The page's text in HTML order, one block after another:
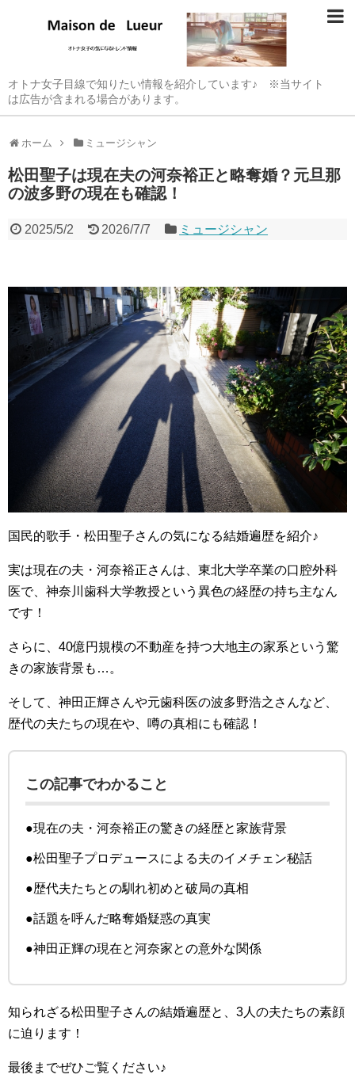
オトナ女子目線で知りたい情報を紹介しています♪ ※当サイト
は広告が含まれる場合があります。
ホーム ミュージシャン
松田聖子は現在夫の河奈裕正と略奪婚？元旦那
の波多野の現在も確認！
2025/5/2 2026/7/7 ミュージシャン
国民的歌手・松田聖子さんの気になる結婚遍歴を紹介♪
実は現在の夫・河奈裕正さんは、東北大学卒業の口腔外科
医で、神奈川歯科大学教授という異色の経歴の持ち主なん
です！
さらに、40億円規模の不動産を持つ大地主の家系という驚
きの家族背景も…。
そして、神田正輝さんや元歯科医の波多野浩之さんなど、
歴代の夫たちの現在や、噂の真相にも確認！
この記事でわかること
●現在の夫・河奈裕正の驚きの経歴と家族背景
●松田聖子プロデュースによる夫のイメチェン秘話
●歴代夫たちとの馴れ初めと破局の真相
●話題を呼んだ略奪婚疑惑の真実
●神田正輝の現在と河奈家との意外な関係
知られざる松田聖子さんの結婚遍歴と、3人の夫たちの素顔
に迫ります！
最後までぜひご覧ください♪